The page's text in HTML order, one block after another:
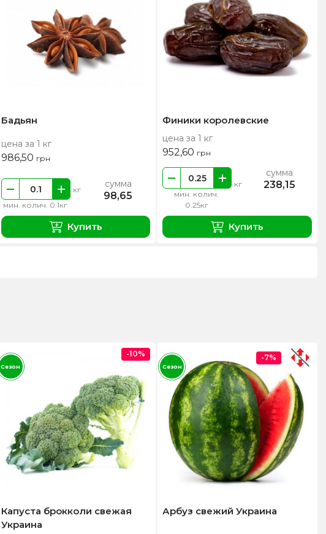
Бадьян
цена за 1 кг
986,50 грн
мин. колич. 0.1кг
кг сумма
98,65
Купить
Финики королевские
цена за 1 кг
952,60 грн
мин. колич.
0.25кг
кг
сумма
238,15
Купить
Капуста брокколи свежая
Украина
-10%
Сезон
Арбуз свежий Украина
-7%
Сезон